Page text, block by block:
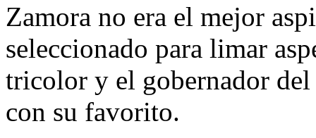
Zamora no era el mejor
seleccionado para limar
tricolor y el gobernador del
con su favorito.